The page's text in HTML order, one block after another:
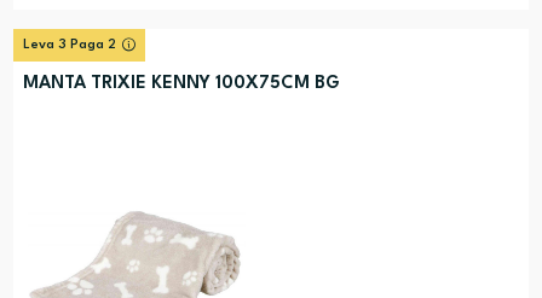
Leva 3 Paga 2
MANTA TRIXIE KENNY 100X75CM BG